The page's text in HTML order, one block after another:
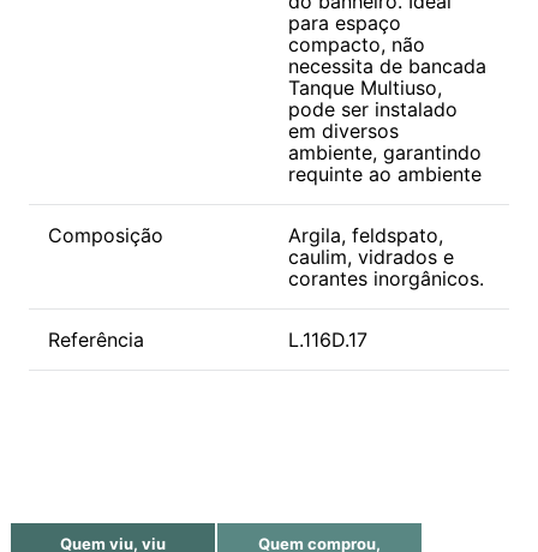
para espaço
compacto, não
necessita de bancada
Tanque Multiuso,
pode ser instalado
em diversos
ambiente, garantindo
requinte ao ambiente
Composição
Argila, feldspato,
caulim, vidrados e
corantes inorgânicos.
Referência L.116D.17
Quem viu, viu
Quem comprou,